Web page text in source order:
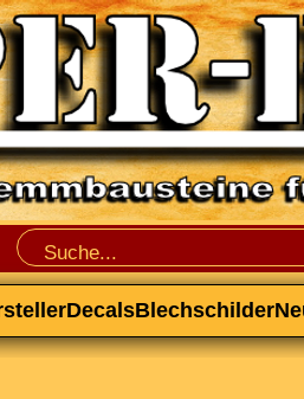
DecalsBlechschilder